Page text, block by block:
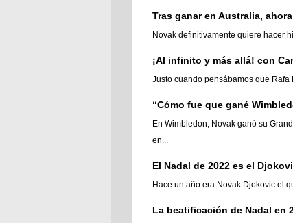
Tras ganar en Australia,
Novak definitivamente quiere hacer
¡Al infinito y más allá! con
Justo cuando pensábamos que Rafa
“Cómo fue que gané
En Wimbledon, Novak ganó su
en...
El Nadal de 2022 es el
Hace un año era Novak Djokovic el
La beatificación de Nadal en